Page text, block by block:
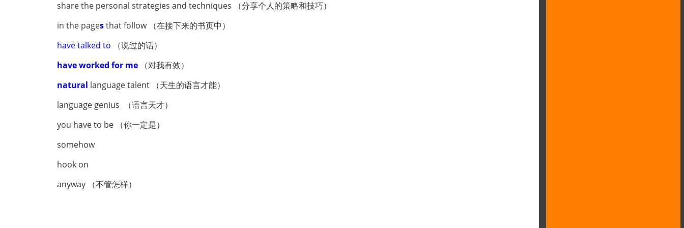
share the personal strategies and techniques （分享个人的策略和技巧）
in the pagesthat follow （在接下来的书页中）
have talked to （说过的话）
have worked for me
（对我有效）
natural language talent （天生的语言才能）
language genius （语言天才）
you have to be （你一定是）
somehow
hook on
anyway （不管怎样）